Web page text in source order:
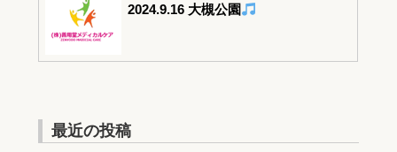
2024.9.16 大槻公園
最近の投稿